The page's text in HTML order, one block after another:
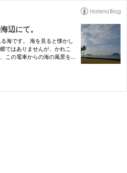
辺にて。
海です。 海を見ると懐かし
ではありませんが、かれこ
この電車からの海の風景を